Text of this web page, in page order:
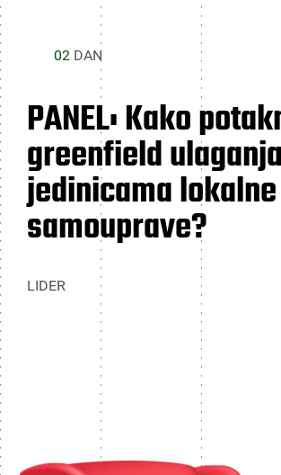
02 DAN
PANEL: Kako
greenfield
jedinicama lokalne
samouprave?
LIDER